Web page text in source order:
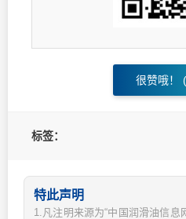
很赞哦！ (
标签：
特此声明
1.凡注明来源为“中国润滑油信息